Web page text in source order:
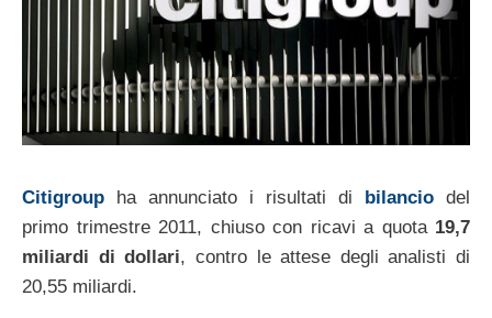
Citigroup ha annunciato i risultati di bilancio del
primo trimestre 2011, chiuso con ricavi a quota 19,7
miliardi di dollari, contro le attese degli analisti di
20,55 miliardi.